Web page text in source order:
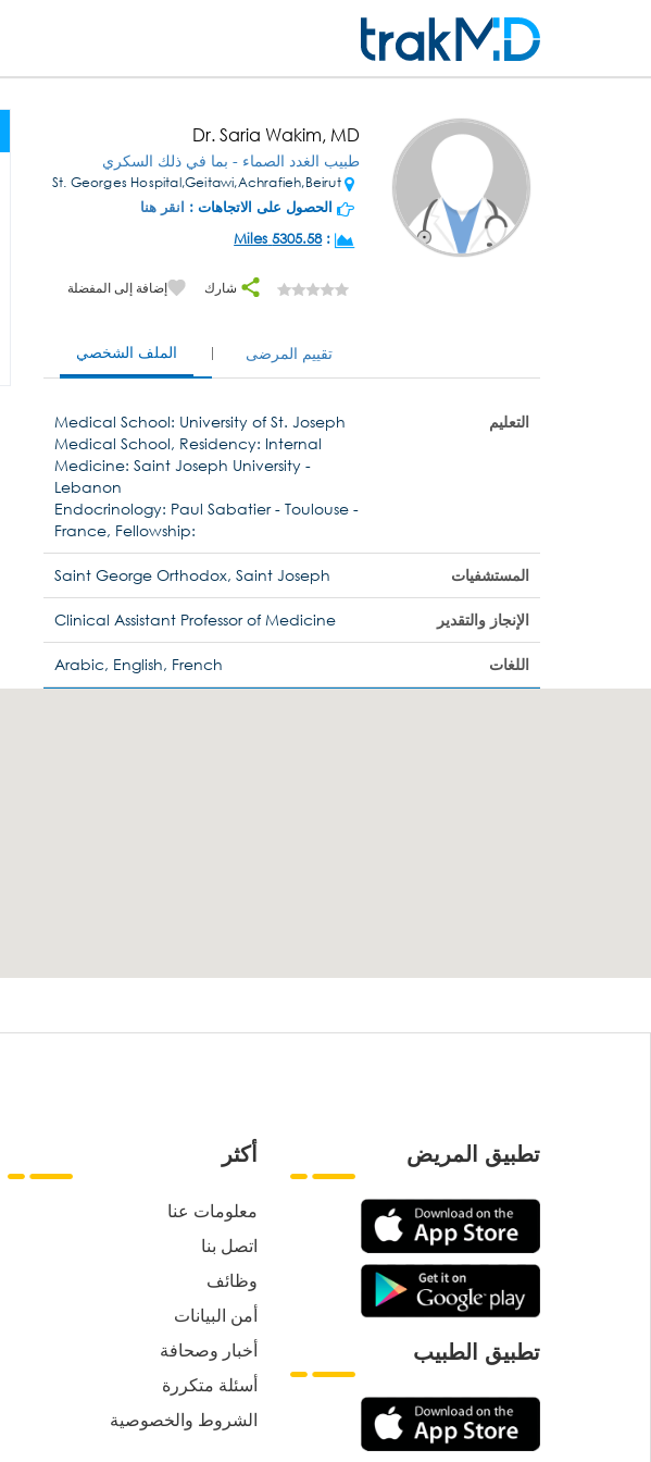
Dr. Saria Wakim, MD
طبيب الغدد الصماء - بما في ذلك السكري
St. Georges Hospital,Geitawi,Achrafieh,Beirut
الحصول على الاتجاهات : انقر هنا
:
5305.58 Miles
شارك إضافة إلى المفضلة
الملف الشخصي تقييم المرضى
التعليم
Medical School: University of St. Joseph
Medical School, Residency: Internal
Medicine: Saint Joseph University -
Lebanon
Endocrinology: Paul Sabatier - Toulouse -
France, Fellowship:
المستشفيات Saint George Orthodox, Saint Joseph
الإنجاز والتقدير Clinical Assistant Professor of Medicine
اللغات Arabic, English, French
أكثر
معلومات عنا
اتصل بنا
وظائف
أمن البيانات
أخبار وصحافة
أسئلة متكررة
الشروط والخصوصية
تطبيق المريض
تطبيق الطبيب